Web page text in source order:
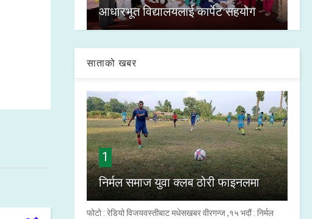
आधारभूत विद्यालयलाई कार्पेट सहयोग
साताको खबर
1
निर्मल समाज युवा क्लब ठोरी फाइनलमा
फोटो : रेडियो विजयवस्तीबाट मधेसखबर वीरगन्ज ,१५ भदौं : निर्मल